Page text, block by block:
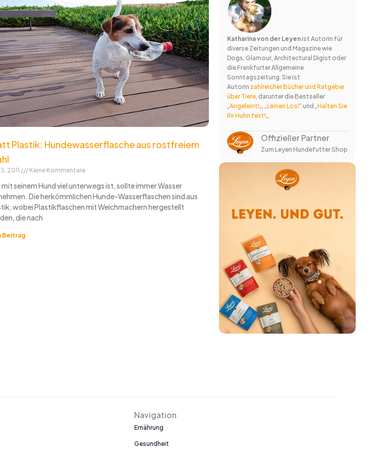
Plastik: Hundewasserflasche aus rostfreiem
2011 Keine Kommentare
mit seinem Hund viel unterwegs ist, sollte immer Wasser
Die herkömmlichen Hunde-Wasserflaschen sind aus
wobei Plastikflaschen mit Weichmachern hergestellt
die nach
Beitrag
Katharina von der Leyen ist Autorin für
diverse Zeitungen und Magazine wie
Dogs, Glamour, Architectural Digist oder
die Frankfurter Allgemeine
Sonntagszeitung. Sie ist
Autorin zahlreicher Bücher und Ratgeber
über Tiere , darunter die Bestseller
„Angeleint! „, „Leinen Los!“ und „Halten Sie
Ihr Huhn fest!
Offizieller Partner
Zum Leyen Hundefutter Shop
Navigation
Ernährung
Gesundheit